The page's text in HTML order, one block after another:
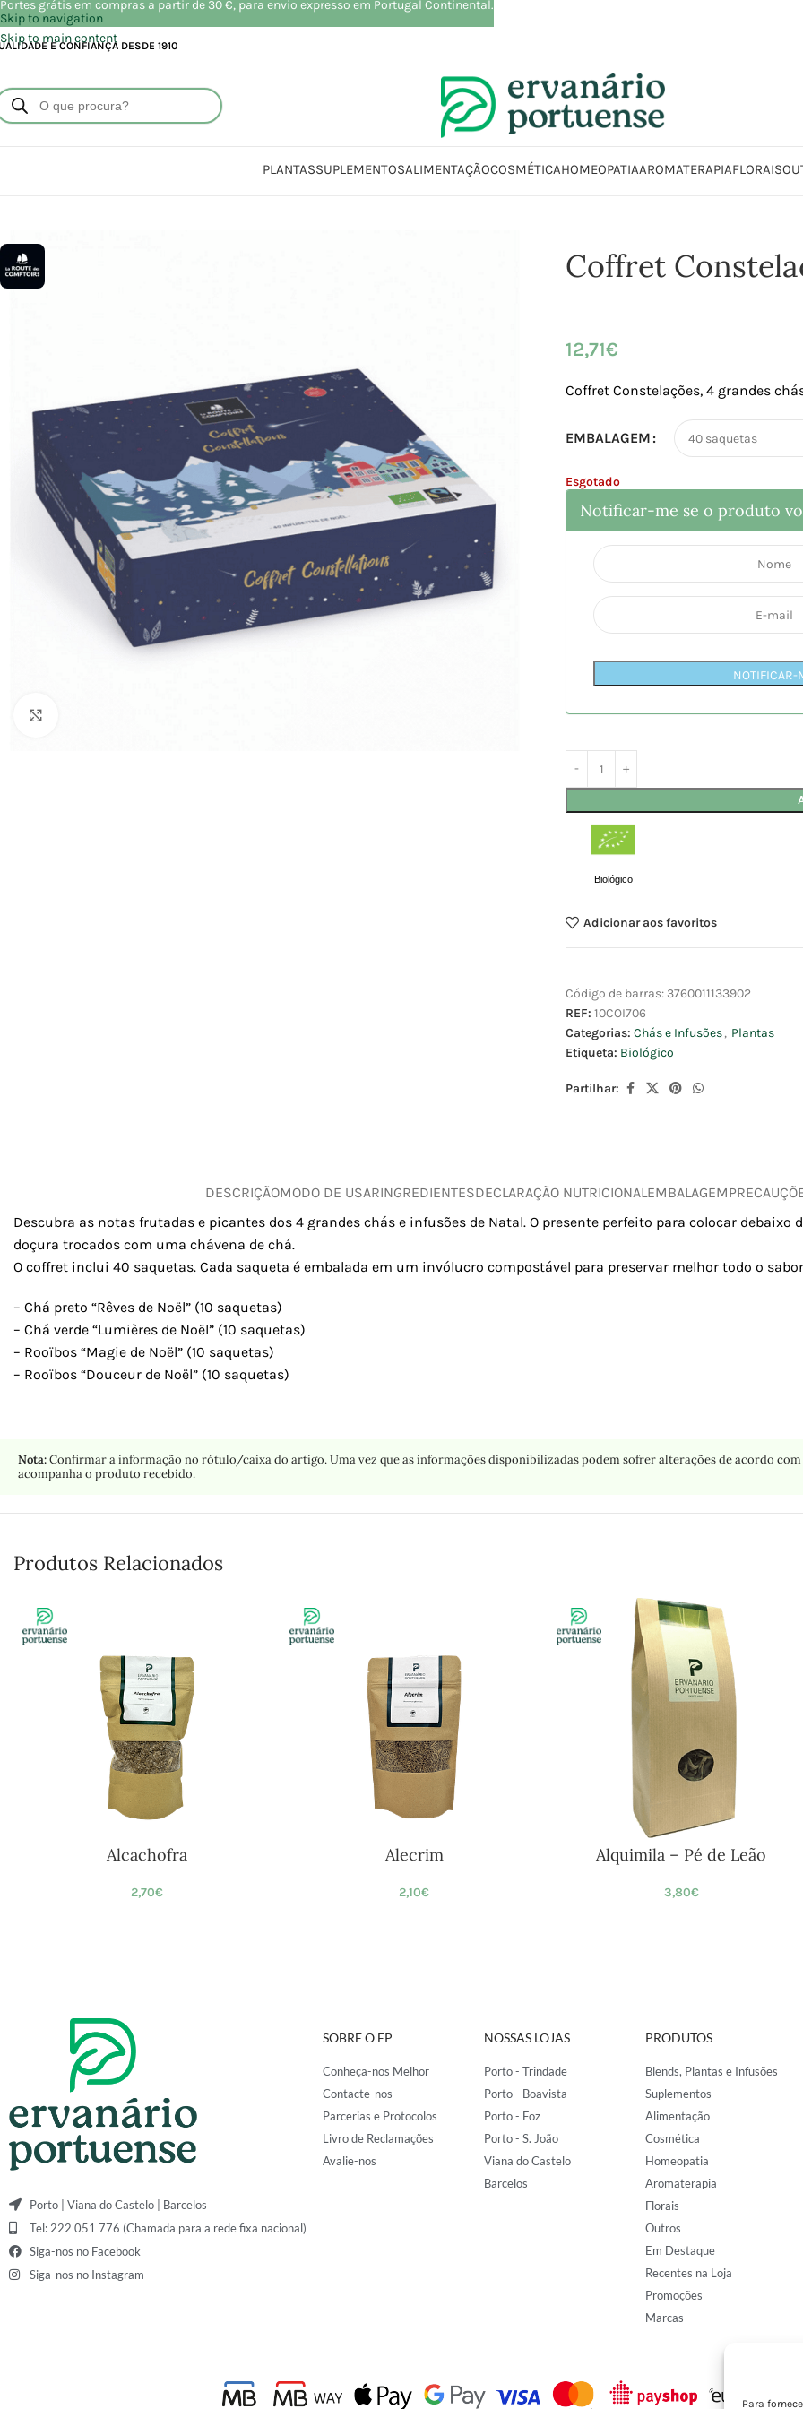
Para
Skip to navigation
Skip to main content
E CONFIANÇA DESDE 1910
PLANTASSUPLEMENTOSALIMENTAÇÃOCOSMÉTICAHOMEOPATIAAROMATERAPIAFLORAIS
Coffret
12,71€
Coffret Constelações, 4 grandes
EMBALAGEM
Esgotado
Notificar-me se o produto
NOTIFICAR-
Biológico
Adicionar aos favoritos
Código de barras: 3760011133902
REF: 10COI706
Categorias: Chás e Infusões, Plantas
Etiqueta: Biológico
Partilhar:
DESCRIÇÃOMODO DE USARINGREDIENTESDECLARAÇÃO NUTRICIONAL EMBALAGEM
Descubra as notas frutadas e picantes dos 4 grandes chás e infusões de Natal. O presente perfeito para colocar
doçura trocados com uma chávena de chá.
O coffret inclui 40 saquetas. Cada saqueta é embalada em um invólucro compostável para preservar melhor todo o
– Chá preto “Rêves de Noël” (10 saquetas)
– Chá verde “Lumières de Noël” (10 saquetas)
– Rooïbos “Magie de Noël” (10 saquetas)
– Rooïbos “Douceur de Noël” (10 saquetas)
Nota:Confirmar a informação no rótulo/caixa do artigo. Uma vez que as informações disponibilizadas podem sofrer alterações de acordo
acompanha o produto recebido.
Produtos Relacionados
Alcachofra
2,70€
Alecrim
2,10€
Alquimila – Pé de Leão
3,80€
Porto | Viana do Castelo | Barcelos
Tel: 222 051 776 (Chamada para a rede fixa nacional)
Siga-nos no Facebook
Siga-nos no Instagram
SOBRE O EP
Conheça-nos Melhor
Contacte-nos
Parcerias e Protocolos
Livro de Reclamações
Avalie-nos
NOSSAS LOJAS
Porto - Trindade
Porto - Boavista
Porto - Foz
Porto - S. João
Viana do Castelo
Barcelos
PRODUTOS
Blends, Plantas e Infusões
Suplementos
Alimentação
Cosmética
Homeopatia
Aromaterapia
Florais
Outros
Em Destaque
Recentes na Loja
Promoções
Marcas
Portes grátis em compras a partir de 30 €, para envio expresso em Portugal Continental.